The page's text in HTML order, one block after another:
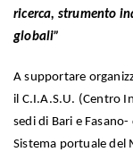
ricerca, strumento
globali”
A supportare
il C.I.A.S.U. (Centro
sedi di Bari e
Sistema portuale del